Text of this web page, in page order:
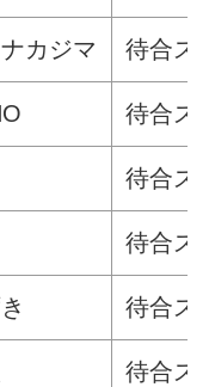
カジマ 待合ス
待合ス
待合ス
待合ス
待合ス
待合ス